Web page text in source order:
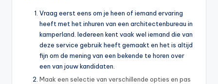
Vraag eerst eens om je heen of iemand ervaring
heeft met het inhuren van een architectenbureau in
kamperland. Iedereen kent vaak wel iemand die van
deze service gebruik heeft gemaakt en het is altijd
fijn om de mening van een bekende te horen over
een van jouw kandidaten.
Maak een selectie van verschillende opties en pas